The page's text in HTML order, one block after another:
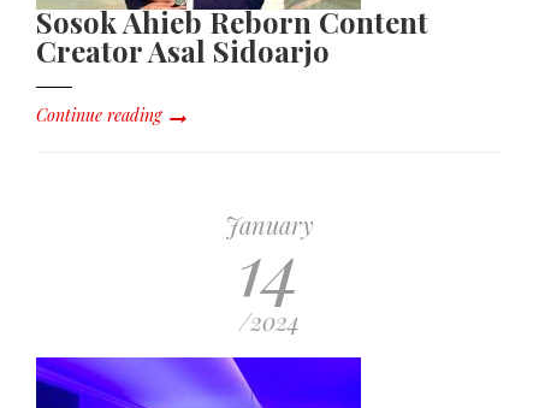
Sosok Ahieb Reborn Content
Creator Asal Sidoarjo
Continue reading
January
14
/2024